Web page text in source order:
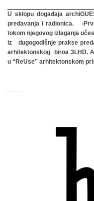
U sklopu događaja
predavanja i radionica. -
tokom njegovog izlaganja
iz dugogodišnje prakse
arhitektonskog biroa 3LHD.
u “ReUse” arhitektonskom